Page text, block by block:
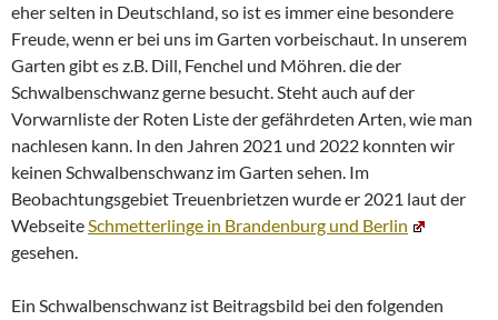
eher selten in Deutschland, so ist es immer eine besondere
Freude, wenn er bei uns im Garten vorbeischaut. In unserem
Garten gibt es z.B. Dill, Fenchel und Möhren. die der
Schwalbenschwanz gerne besucht. Steht auch auf der
Vorwarnliste der Roten Liste der gefährdeten Arten, wie man
nachlesen kann. In den Jahren 2021 und 2022 konnten wir
keinen Schwalbenschwanz im Garten sehen. Im
Beobachtungsgebiet Treuenbrietzen wurde er 2021 laut der
WebseiteSchmetterlinge in Brandenburg und Berlin
gesehen.
Ein Schwalbenschwanz ist Beitragsbild bei den folgenden